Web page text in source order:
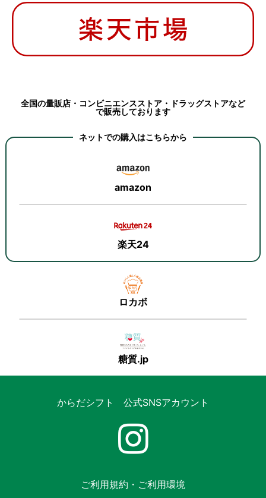
全国の量販店・コンビニエンスストア・ドラッグストアなど
で販売しております
ネットでの購入はこちらから
amazon
楽天24
ロカボ
糖質.jp
からだシフト 公式SNSアカウント
ご利用規約・ご利用環境